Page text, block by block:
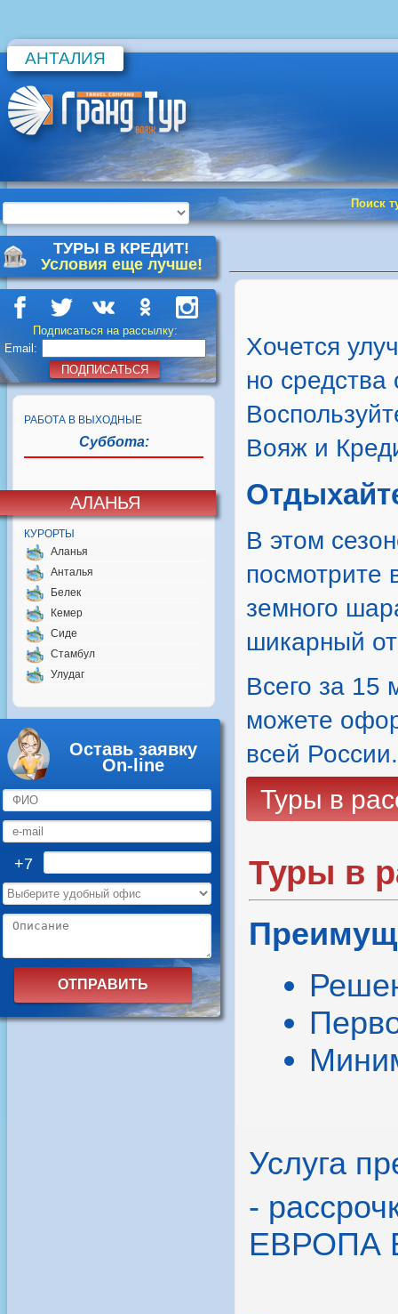
АНТАЛИЯ
Поиск
ТУРЫ В КРЕДИТ!
Условия еще лучше!
Подписаться на рассылку:
Email:
ПОДПИСАТЬСЯ
РАБОТА В ВЫХОДНЫЕ
Суббота:
АЛАНЬЯ
КУРОРТЫ
Аланья
Анталья
Белек
Кемер
Сиде
Стамбул
Улудаг
Оставь заявку
On-line
+7
Хочется
но
Вояж и
В этом
посмотрите
земного
шикарный
Всего за 15
можете
всей России.
Туры в
Туры в
Услуга
-
ЕВРОПА